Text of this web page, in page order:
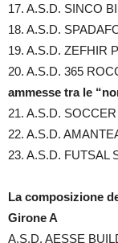
17. A.S.D. SINCO
18. A.S.D.
19. A.S.D. ZEFHIR
20. A.S.D. 365
ammesse tra le
21. A.S.D.
22. A.S.D.
23. A.S.D. FUTSAL
La composizione
Girone A
A.S.D. AESSE